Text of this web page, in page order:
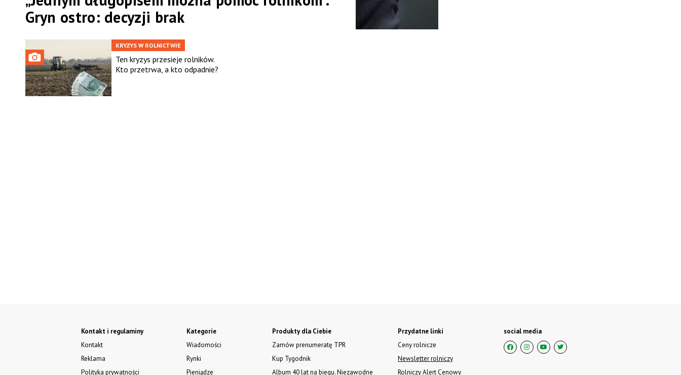
Gryn ostro: decyzji brak
KRYZYS W ROLNICTWIE
Ten kryzys przesieje rolników.
Kto przetrwa, a kto odpadnie?
Kontakt i regulaminy
Kontakt
Reklama
Polityka prywatności
Kategorie
Wiadomości
Rynki
Pieniądze
Produkty dla Ciebie
Zamów prenumeratę TPR
Kup Tygodnik
Album 40 lat na biegu. Niezawodne
Przydatne linki
Ceny rolnicze
Newsletter rolniczy
Rolniczy Alert Cenowy
social media